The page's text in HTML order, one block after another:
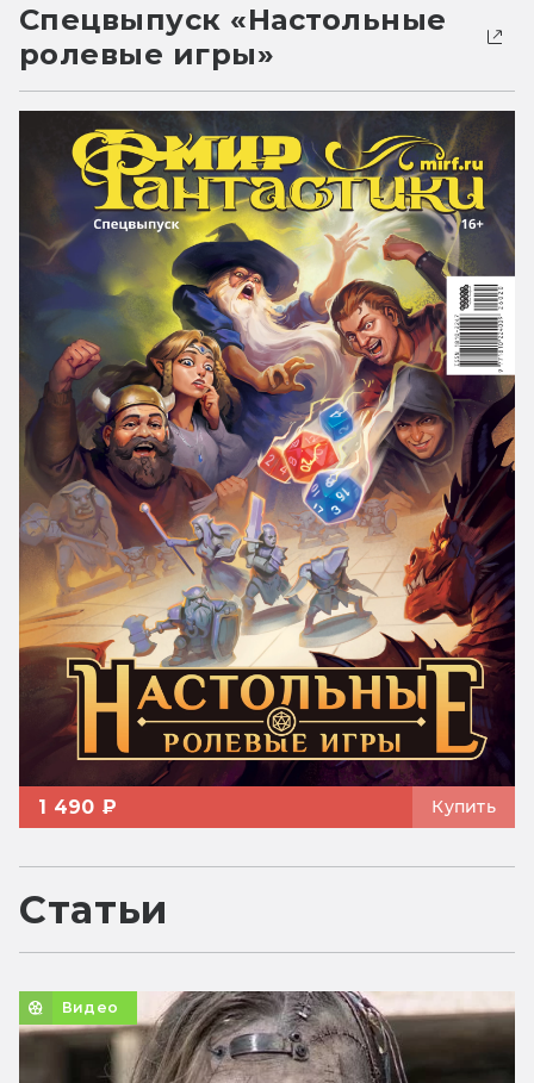
Спецвыпуск «Настольные
ролевые игры»
1 490 ₽ Купить
Статьи
Видео